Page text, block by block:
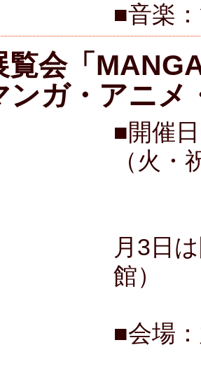
■音楽
会「
ンガ・アニメ
■開催
（火・
月3日
館）
■会場